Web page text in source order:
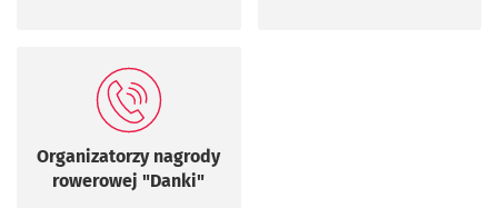
Organizatorzy nagrody
rowerowej "Danki"